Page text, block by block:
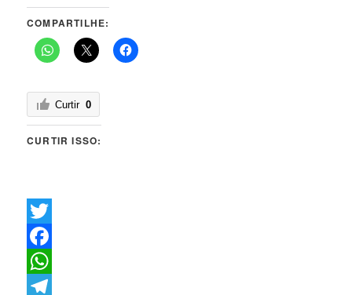
COMPARTILHE:
Curtir 0
CURTIR ISSO:
Twitter
Facebook
WhatsApp